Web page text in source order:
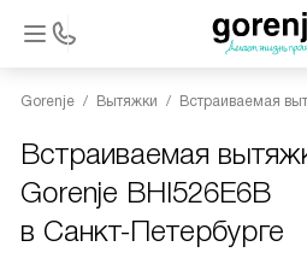
Gorenje Вытяжки Встраиваемая
Встраиваемая
Gorenje BHI526E6B
в Санкт-Петербурге